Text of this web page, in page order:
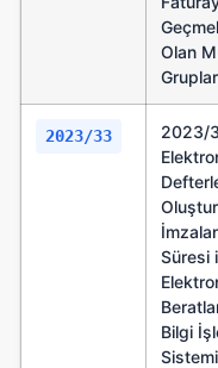
Olan
2023/33
2023/
Süresi
Bilgi